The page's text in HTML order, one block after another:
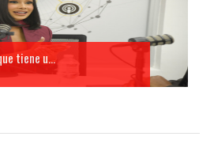
tiene u...